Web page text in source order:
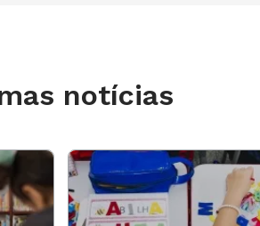
notícias